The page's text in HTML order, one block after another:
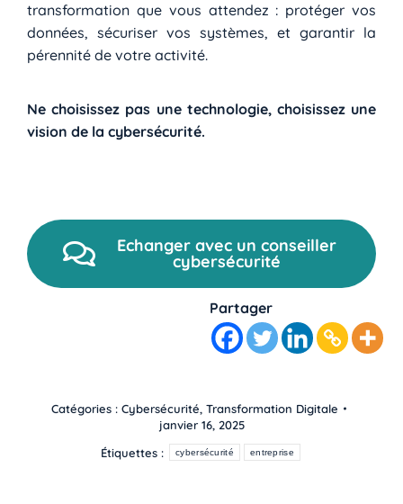
transformation que vous attendez : protéger vos
données, sécuriser vos systèmes, et garantir la
pérennité de votre activité.
Ne choisissez pas une technologie, choisissez une
vision de la cybersécurité.
Echanger avec un conseiller
cybersécurité
Partager
Catégories : Cybersécurité, Transformation Digitale
janvier 16, 2025
Étiquettes :
cybersécurité entreprise